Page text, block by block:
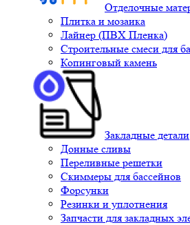
Отделочные
Плитка и мозаика
Лайнер (ПВХ Пленка)
Строительные смеси для
Копинговый камень
Закладные детали
Донные сливы
Переливные решетки
Скиммеры для бассейнов
Форсунки
Резинки и уплотнения
Запчасти для закладных